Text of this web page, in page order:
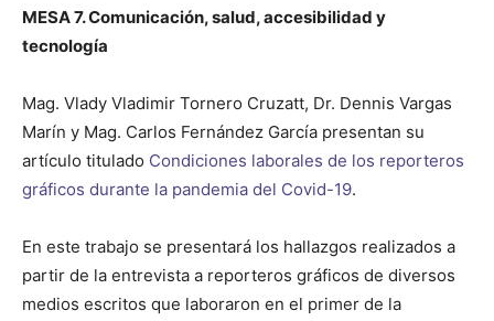
MESA 7. Comunicación, salud, accesibilidad y
tecnología
Mag. Vlady Vladimir Tornero Cruzatt, Dr. Dennis Vargas
Marín y Mag. Carlos Fernández García presentan su
artículo titulado Condiciones laborales de los reporteros
gráficos durante la pandemia del Covid-19.
En este trabajo se presentará los hallazgos realizados a
partir de la entrevista a reporteros gráficos de diversos
medios escritos que laboraron en el primer de la